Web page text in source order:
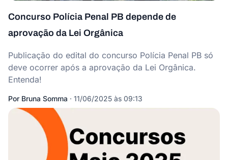
Concurso Polícia Penal PB depende de
aprovação da Lei Orgânica
Publicação do edital do concurso Polícia Penal PB só
deve ocorrer após a aprovação da Lei Orgânica.
Entenda!
Por Bruna Somma · 11/06/2025 às 09:13